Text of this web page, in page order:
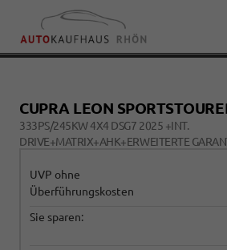
CUPRA LEON
333PS/245KW 4X4 DSG7 2025 +INT.
DRIVE+MATRIX+AHK+ERWEITERTE
UVP ohne
Überführungskosten
Sie sparen: